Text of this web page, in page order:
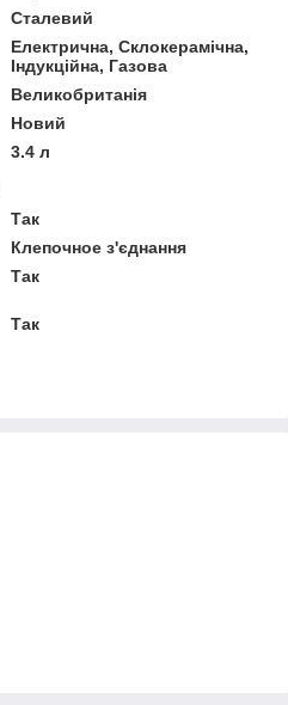
Сталевий
Електрична, Склокерамічна,
Індукційна, Газова
Великобританія
Новий
3.4 л
Так
Клепочное з'єднання
Так
Так